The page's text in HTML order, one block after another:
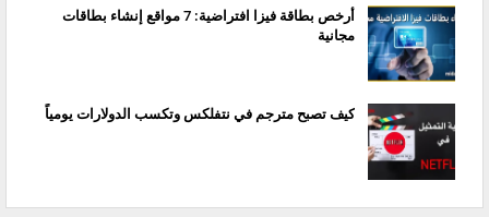
أرخص بطاقة فيزا افتراضية: 7 مواقع إنشاء بطاقات
مجانية
كيف تصبح مترجم في نتفلكس وتكسب الدولارات يومياً